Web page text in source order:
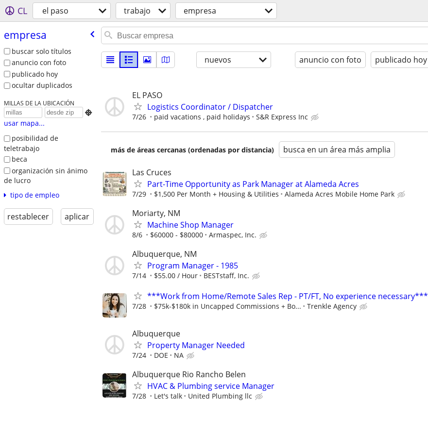
CL el paso trabajo empresa
empresa
buscar solo títulos
anuncio con foto
publicado hoy
ocultar duplicados
MILLAS DE LA UBICACIÓN

usar mapa...
posibilidad de
teletrabajo
beca
organización sin ánimo
de lucro
tipo de empleo
restablecer aplicar
nuevos anuncio con foto publicado hoy
EL PASO
Logistics Coordinator / Dispatcher
7/26 paid vacations , paid holidays S&R Express Inc
más de áreas cercanas (ordenadas por distancia) busca en un área más amplia
Las Cruces
Part-Time Opportunity as Park Manager at Alameda Acres
7/29 $1,500 Per Month + Housing & Utilities Alameda Acres Mobile Home Park
Moriarty, NM
Machine Shop Manager
8/6 $60000 - $80000 Armaspec, Inc.
Albuquerque, NM
Program Manager - 1985
7/14 $55.00 / Hour BESTstaff, Inc.
***Work from Home/Remote Sales Rep - PT/FT, No experience necessary***
7/28 $75k-$180k in Uncapped Commissions + Bo... Trenkle Agency
Albuquerque
Property Manager Needed
7/24 DOE NA
Albuquerque Rio Rancho Belen
HVAC & Plumbing service Manager
7/28 Let's talk United Plumbing llc